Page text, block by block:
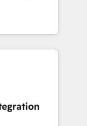
and
Layer
Buying
portal?
Eliteの実装
AIエージェン
ティング・営
ープ会社・部
します。意
1️⃣